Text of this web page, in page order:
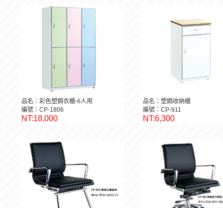
品名：彩色塑鋼衣櫃-6人用
編號：CP-1806
NT:18,000
品名：塑鋼收納櫃
編號：CP-911
NT:6,300